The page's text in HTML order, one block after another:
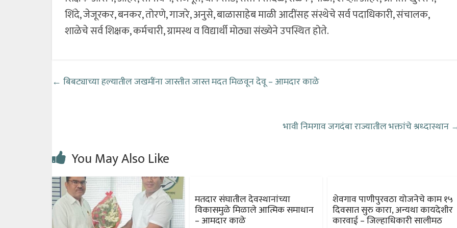
शिंदे, जेजूरकर, बनकर, तोरणे, गाजरे, अनुसे, बाळासाहेब माळी आदींसह संस्थेचे सर्व पदाधिकारी, संचालक,
शाळेचे सर्व शिक्षक, कर्मचारी, ग्रामस्थ व विद्यार्थी मोठ्या संख्येने उपस्थित होते.
← बिबट्याच्या हल्यातील जखमींना जास्तीत जास्त मदत मिळवून देवू – आमदार काळे
भावी निमगाव जगदंबा राज्यातील भक्तांचे श्रध्दास्थान
You May Also Like
मतदार संघातील देवस्थानांच्या
विकासमुळे मिळाले आत्मिक समाधान
– आमदार काळे
शेवगाव पाणीपुरवठा योजनेचे काम १५
दिवसात सुरु कारा, अन्यथा कायदेशीर
कारवाई – जिल्हाधिकारी सालीमठ